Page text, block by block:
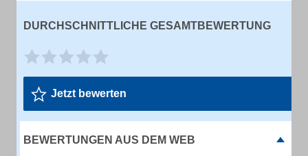
DURCHSCHNITTLICHE GESAMTBEWERTUNG
Jetzt bewerten
BEWERTUNGEN AUS DEM WEB